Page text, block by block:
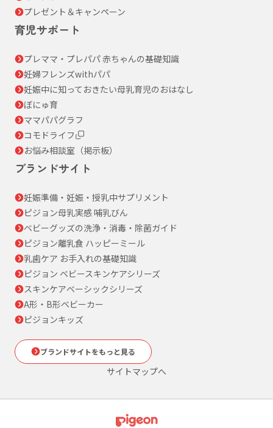
プレゼント＆キャンペーン
育児サポート
プレママ・プレパパ 赤ちゃんの基礎知識
妊婦フレンズwithパパ
妊娠中に知っておきたい母乳育児のおはなし
ぼにゅ育
ママパパグラフ
コモドライフ
お悩み相談室（掲示板）
ブランドサイト
妊娠準備・妊娠・授乳中サプリメント
ピジョン母乳実感 哺乳びん
ベビーグッズの洗浄・消毒・除菌ガイド
ピジョン離乳食 ハッピーミール
乳歯ケア お手入れの基礎知識
ピジョン ベビースキンケアシリーズ
スキンケアベーシックシリーズ
A形・B形ベビーカー
ピジョンキッズ
ブランドサイトをもっと見る
サイトマップへ